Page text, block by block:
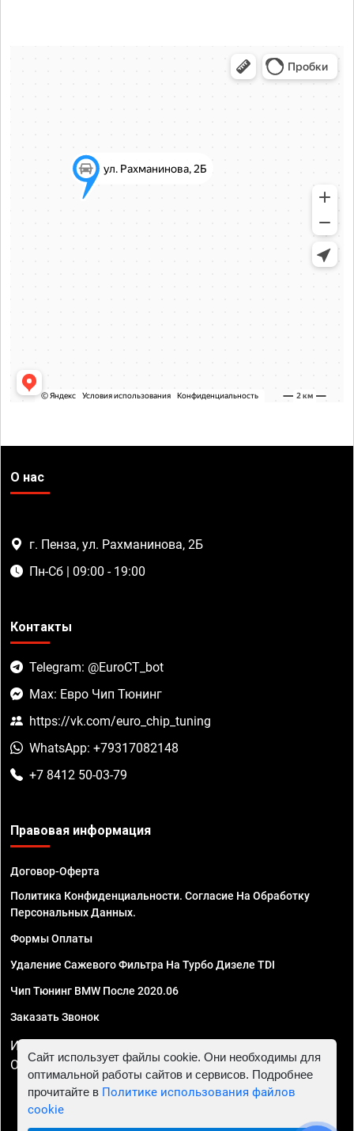
О нас
г. Пенза, ул. Рахманинова, 2Б
Пн-Сб | 09:00 - 19:00
Контакты
Telegram: @EuroCT_bot
Max: Евро Чип Тюнинг
https://vk.com/euro_chip_tuning
WhatsApp: +79317082148
+7 8412 50-03-79
Правовая информация
Договор-Оферта
Политика Конфиденциальности. Согласие На Обработку
Персональных Данных.
Формы Оплаты
Удаление Сажевого Фильтра На Турбо Дизеле TDI
Чип Тюнинг BMW После 2020.06
Заказать Звонок
ИП Смирнов Георгий Павлович. ИНН 781302555843,
ОГРНИП 324470400032610
Сайт использует файлы cookie. Они необходимы для
оптимальной работы сайтов и сервисов. Подробнее
прочитайте в Политике использования файлов
cookie